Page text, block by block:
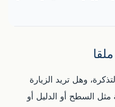
وهل تريد الزيارة
مثل السطح أو الدليل أو